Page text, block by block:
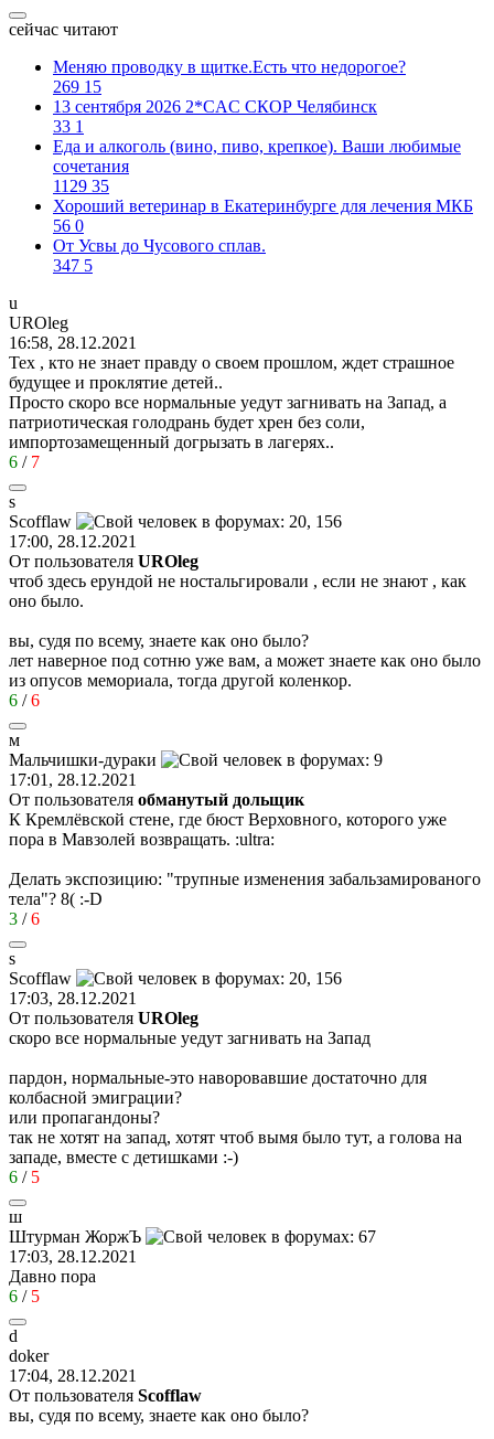
сейчас читают
Меняю проводку в щитке.Есть что недорогое?
269 15
13 сентября 2026 2*CAC СКОР Челябинск
33 1
Еда и алкоголь (вино, пиво, крепкое). Ваши любимые
сочетания
1129 35
Хороший ветеринар в Екатеринбурге для лечения МКБ
56 0
От Усвы до Чусового сплав.
347 5
u
UROleg
16:58, 28.12.2021
Тех , кто не знает правду о своем прошлом, ждет страшное
будущее и проклятие детей..
Просто скоро все нормальные уедут загнивать на Запад, а
патриотическая голодрань будет хрен без соли,
импортозамещенный догрызать в лагерях..
6 / 7
s
Scofflaw
17:00, 28.12.2021
От пользователя UROleg
чтоб здесь ерундой не ностальгировали , если не знают , как
оно было.
вы, судя по всему, знаете как оно было?
лет наверное под сотню уже вам, а может знаете как оно было
из опусов мемориала, тогда другой коленкор.
6 /6
м
Мальчишки-дураки
17:01, 28.12.2021
От пользователя обманутый дольщик
К Кремлёвской стене, где бюст Верховного, которого уже
пора в Мавзолей возвращать. :ultra:
Делать экспозицию: "трупные изменения забальзамированого
тела"? 8( :-D
3 /6
s
Scofflaw
17:03, 28.12.2021
От пользователя UROleg
скоро все нормальные уедут загнивать на Запад
пардон, нормальные-это наворовавшие достаточно для
колбасной эмиграции?
или пропагандоны?
так не хотят на запад, хотят чтоб вымя было тут, а голова на
западе, вместе с детишками :-)
6 / 5
ш
Штурман ЖоржЪ
17:03, 28.12.2021
Давно пора
6 / 5
d
doker
17:04, 28.12.2021
От пользователя Scofflaw
вы, судя по всему, знаете как оно было?